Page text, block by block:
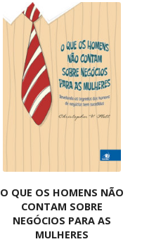
O QUE OS HOMENS NÃO
CONTAM SOBRE
NEGÓCIOS PARA AS
MULHERES